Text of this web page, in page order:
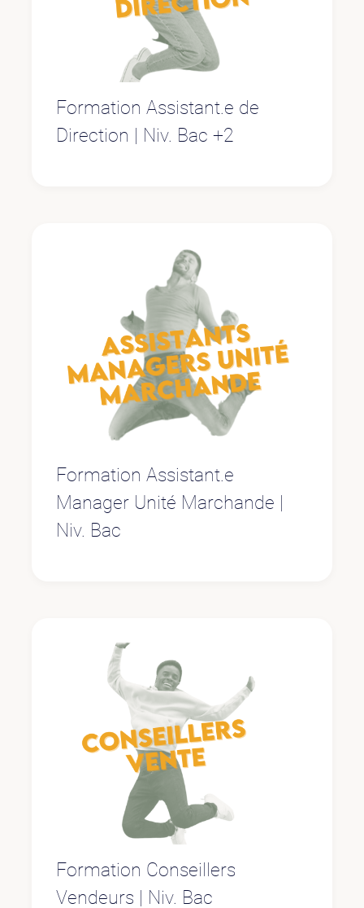
Formation Assistant.e de
Direction | Niv. Bac +2
Formation Assistant.e
Manager Unité Marchande |
Niv. Bac
Formation Conseillers
Vendeurs | Niv. Bac